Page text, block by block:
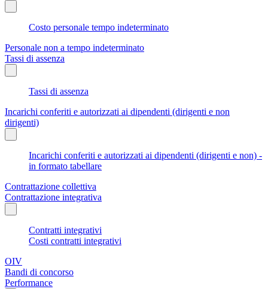
Costo personale tempo indeterminato
Personale non a tempo indeterminato
Tassi di assenza
Tassi di assenza
Incarichi conferiti e autorizzati ai dipendenti (dirigenti e non
dirigenti)
Incarichi conferiti e autorizzati ai dipendenti (dirigenti e non) -
in formato tabellare
Contrattazione collettiva
Contrattazione integrativa
Contratti integrativi
Costi contratti integrativi
OIV
Bandi di concorso
Performance